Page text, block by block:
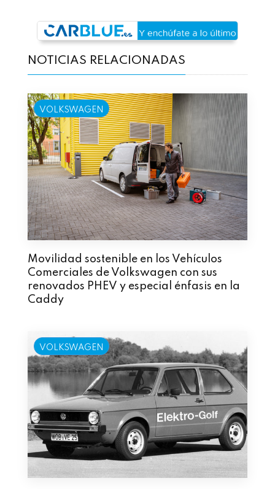
NOTICIAS RELACIONADAS
VOLKSWAGEN
Movilidad sostenible en los Vehículos
Comerciales de Volkswagen con sus
renovados PHEV y especial énfasis en la
Caddy
VOLKSWAGEN